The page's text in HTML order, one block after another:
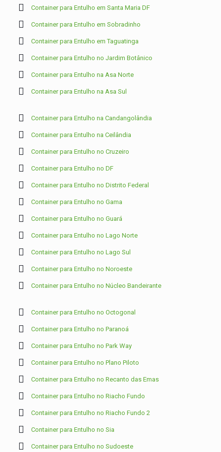
Container para Entulho em Santa Maria DF
Container para Entulho em Sobradinho
Container para Entulho em Taguatinga
Container para Entulho no Jardim Botânico
Container para Entulho na Asa Norte
Container para Entulho na Asa Sul
Container para Entulho na Candangolândia
Container para Entulho na Ceilândia
Container para Entulho no Cruzeiro
Container para Entulho no DF
Container para Entulho no Distrito Federal
Container para Entulho no Gama
Container para Entulho no Guará
Container para Entulho no Lago Norte
Container para Entulho no Lago Sul
Container para Entulho no Noroeste
Container para Entulho no Núcleo Bandeirante
Container para Entulho no Octogonal
Container para Entulho no Paranoá
Container para Entulho no Park Way
Container para Entulho no Plano Piloto
Container para Entulho no Recanto das Emas
Container para Entulho no Riacho Fundo
Container para Entulho no Riacho Fundo 2
Container para Entulho no Sia
Container para Entulho no Sudoeste